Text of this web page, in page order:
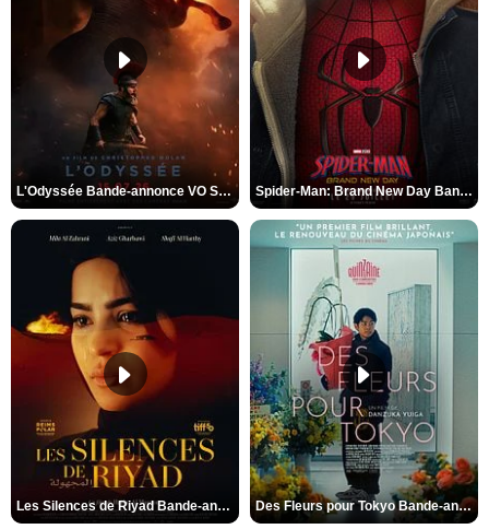
L'Odyssée Bande-annonce VO STFR Spider-Man: Brand New Day Bande-annonce VO STFR
Les Silences de Riyad Bande-annonce VO STFR Des Fleurs pour Tokyo Bande-annonce VO STFR